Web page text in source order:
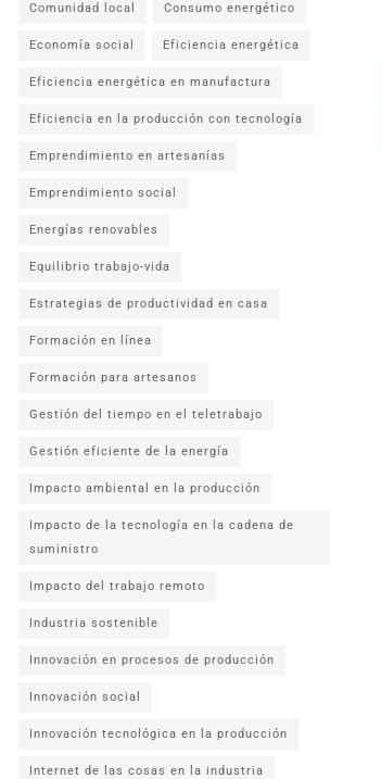
Comunidad local Consumo energético
Economía social Eficiencia energética
Eficiencia energética en manufactura
Eficiencia en la producción con tecnología
Emprendimiento en artesanías
Emprendimiento social
Energías renovables
Equilibrio trabajo-vida
Estrategias de productividad en casa
Formación en línea
Formación para artesanos
Gestión del tiempo en el teletrabajo
Gestión eficiente de la energía
Impacto ambiental en la producción
Impacto de la tecnología en la cadena de
suministro
Impacto del trabajo remoto
Industria sostenible
Innovación en procesos de producción
Innovación social
Innovación tecnológica en la producción
Internet de las cosas en la industria